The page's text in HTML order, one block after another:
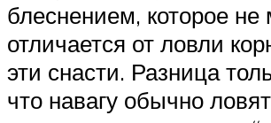
блеснением, которое не
отличается от ловли
эти снасти. Разница
что навагу обычно